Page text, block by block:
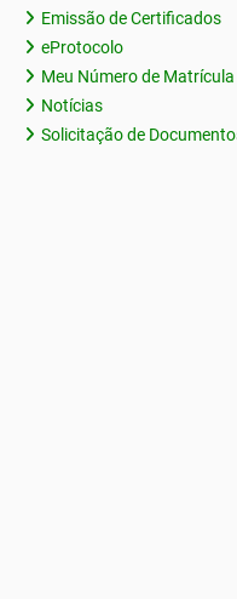
Emissão de Certificados
eProtocolo
Meu Número de Matrícula
Notícias
Solicitação de